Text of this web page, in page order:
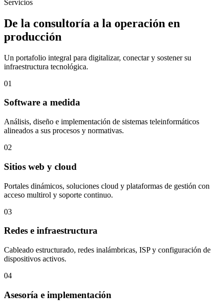
Servicios
De la consultoría a la operación en
producción
Un portafolio integral para digitalizar, conectar y sostener su
infraestructura tecnológica.
01
Software a medida
Análisis, diseño e implementación de sistemas teleinformáticos
alineados a sus procesos y normativas.
02
Sitios web y cloud
Portales dinámicos, soluciones cloud y plataformas de gestión con
acceso multirol y soporte continuo.
03
Redes e infraestructura
Cableado estructurado, redes inalámbricas, ISP y configuración de
dispositivos activos.
04
Asesoría e implementación